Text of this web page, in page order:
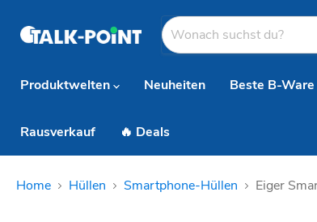
Produktwelten
Neuheiten Beste B-Ware
Rausverkauf 🔥 Deals
Home Hüllen Smartphone-Hüllen Eiger